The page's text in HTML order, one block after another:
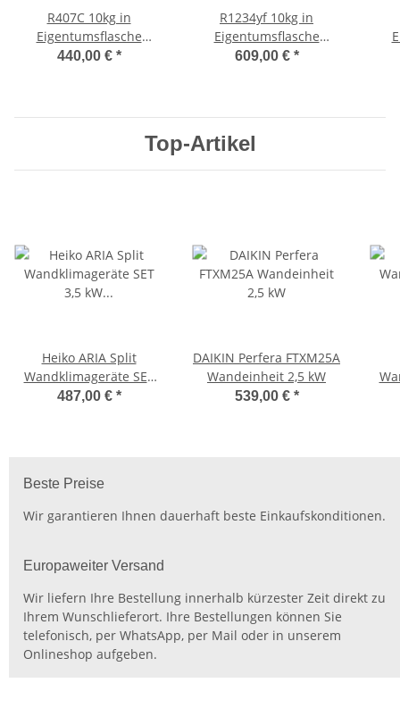
R407C 10kg in
Eigentumsflasche
Mehrweg Stahl
440,00 € *
R1234yf 10kg in
Eigentumsflasche
Mehrweg Stahl
609,00 € *
Top-Artikel
Heiko ARIA Split
Wandklimageräte SET
3,5 kW (JS035-A1/JZ035-
487,00 € *
DAIKIN Perfera FTXM25A
Wandeinheit 2,5 kW
539,00 € *
Beste Preise
Wir garantieren Ihnen dauerhaft beste Einkaufskonditionen.
Europaweiter Versand
Wir liefern Ihre Bestellung innerhalb kürzester Zeit direkt zu
Ihrem Wunschlieferort. Ihre Bestellungen können Sie
telefonisch, per WhatsApp, per Mail oder in unserem
Onlineshop aufgeben.